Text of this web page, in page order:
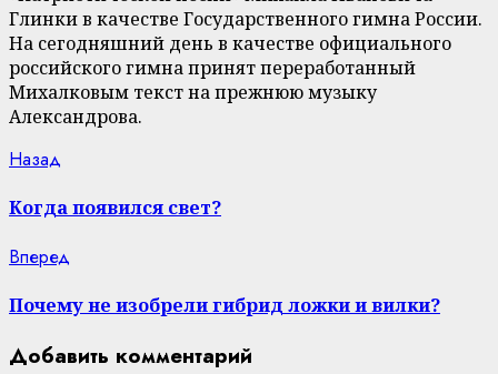
Глинки в качестве Государственного гимна России.
На сегодняшний день в качестве официального
российского гимна принят переработанный
Михалковым текст на прежнюю музыку
Александрова.
Continue
Reading
Назад
Когда появился свет?
Вперед
Почему не изобрели гибрид ложки и вилки?
Добавить комментарий